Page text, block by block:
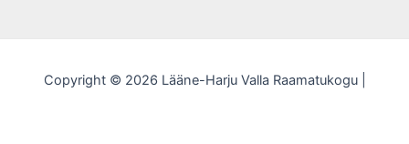
Copyright © 2026 Lääne-Harju Valla Raamatukogu |